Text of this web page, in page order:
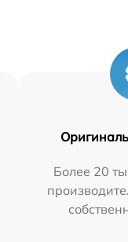
Более 20